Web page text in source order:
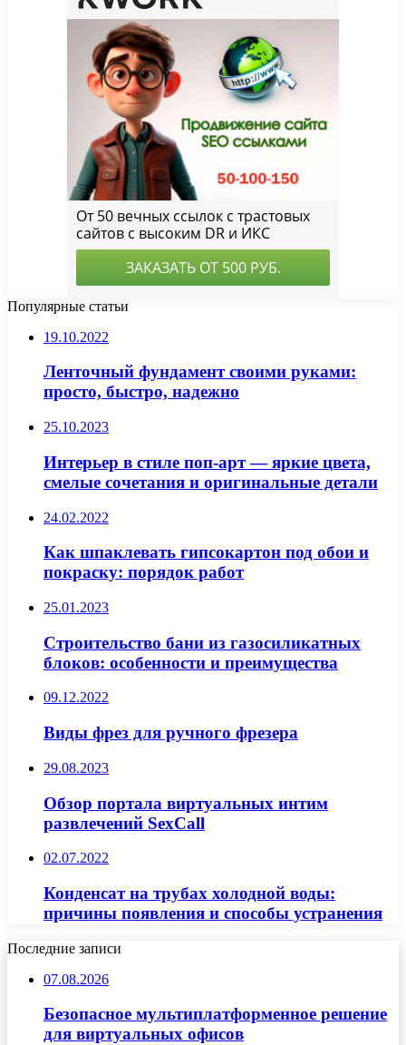
Популярные статьи
19.10.2022
Ленточный фундамент своими руками:
просто, быстро, надежно
25.10.2023
Интерьер в стиле поп-арт — яркие цвета,
смелые сочетания и оригинальные детали
24.02.2022
Как шпаклевать гипсокартон под обои и
покраску: порядок работ
25.01.2023
Строительство бани из газосиликатных
блоков: особенности и преимущества
09.12.2022
Виды фрез для ручного фрезера
29.08.2023
Обзор портала виртуальных интим
развлечений SexCall
02.07.2022
Конденсат на трубах холодной воды:
причины появления и способы устранения
Последние записи
07.08.2026
Безопасное мультиплатформенное решение
для виртуальных офисов